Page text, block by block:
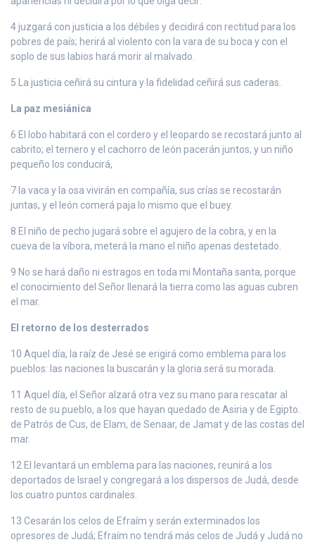
4 juzgará con justicia a los débiles y decidirá con rectitud para los
pobres de país; herirá al violento con la vara de su boca y con el
soplo de sus labios hará morir al malvado.
5 La justicia ceñirá su cintura y la fidelidad ceñirá sus caderas.
La paz mesiánica
6 El lobo habitará con el cordero y el leopardo se recostará junto al
cabrito; el ternero y el cachorro de león pacerán juntos, y un niño
pequeño los conducirá,
7 la vaca y la osa vivirán en compañía, sus crías se recostarán
juntas, y el león comerá paja lo mismo que el buey.
8 El niño de pecho jugará sobre el agujero de la cobra, y en la
cueva de la víbora, meterá la mano el niño apenas destetado.
9 No se hará daño ni estragos en toda mi Montaña santa, porque
el conocimiento del Señor llenará la tierra como las aguas cubren
el mar.
El retorno de los desterrados
10 Aquel día, la raíz de Jesé se erigirá como emblema para los
pueblos: las naciones la buscarán y la gloria será su morada.
11 Aquel día, el Señor alzará otra vez su mano para rescatar al
resto de su pueblo, a los que hayan quedado de Asiria y de Egipto.
de Patrós de Cus, de Elam, de Senaar, de Jamat y de las costas del
mar.
12 El levantará un emblema para las naciones, reunirá a los
deportados de Israel y congregará a los dispersos de Judá, desde
los cuatro puntos cardinales.
13 Cesarán los celos de Efraím y serán exterminados los
opresores de Judá; Efraím no tendrá más celos de Judá y Judá no